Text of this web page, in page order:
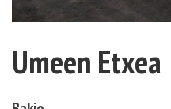
Umeen Etxea